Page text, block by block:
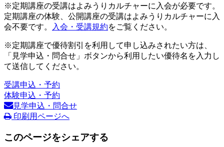
※定期講座の受講はよみうりカルチャーに入会が必要です。
定期講座の体験、公開講座の受講はよみうりカルチャーに入
会不要です。
入会・受講規約をご覧ください。
※定期講座で優待割引を利用して申し込みされたい方は、
「見学申込・問合せ」ボタンから利用したい優待名を入力し
て送信してください。
受講申込・予約
体験申込・予約
見学申込・問合せ
印刷用ページへ
このページをシェアする